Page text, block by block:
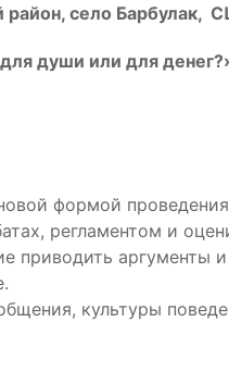
район, село
души или для
формой
регламентом и
приводить аргументы и
культуры